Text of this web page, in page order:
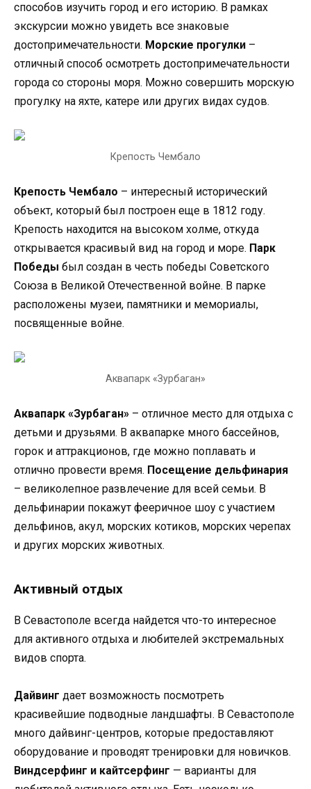
способов изучить город и его историю. В рамках
экскурсии можно увидеть все знаковые
достопримечательности. Морские прогулки –
отличный способ осмотреть достопримечательности
города со стороны моря. Можно совершить морскую
прогулку на яхте, катере или других видах судов.
Крепость Чембало
Крепость Чембало – интересный исторический
объект, который был построен еще в 1812 году.
Крепость находится на высоком холме, откуда
открывается красивый вид на город и море. Парк
Победы был создан в честь победы Советского
Союза в Великой Отечественной войне. В парке
расположены музеи, памятники и мемориалы,
посвященные войне.
Аквапарк «Зурбаган»
Аквапарк «Зурбаган» – отличное место для отдыха с
детьми и друзьями. В аквапарке много бассейнов,
горок и аттракционов, где можно поплавать и
отлично провести время. Посещение дельфинария
– великолепное развлечение для всей семьи. В
дельфинарии покажут фееричное шоу с участием
дельфинов, акул, морских котиков, морских черепах
и других морских животных.
Активный отдых
В Севастополе всегда найдется что-то интересное
для активного отдыха и любителей экстремальных
видов спорта.
Дайвинг дает возможность посмотреть
красивейшие подводные ландшафты. В Севастополе
много дайвинг-центров, которые предоставляют
оборудование и проводят тренировки для новичков.
Виндсерфинг и кайтсерфинг — варианты для